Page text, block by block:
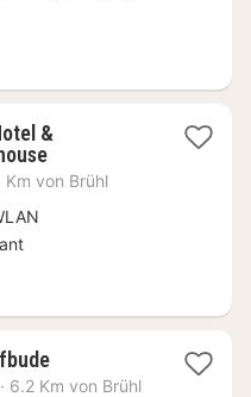
&
1
Nacht
Km von Brühl
1
Nacht
· 6.2 Km von Brühl